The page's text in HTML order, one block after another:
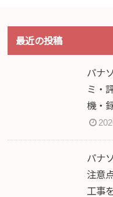
最近の投稿
パナ
ミ・
機・
パナ
注意
工事